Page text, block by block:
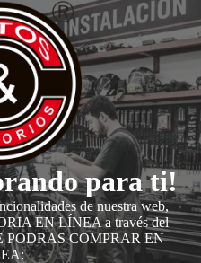
para ti!
de nuestra web,
EN LÍNEA a través del
PODRAS COMPRAR EN